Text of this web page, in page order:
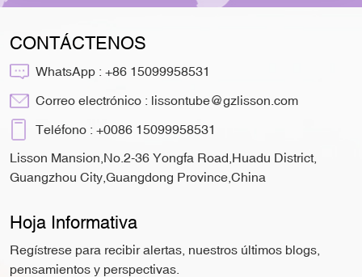
CONTÁCTENOS
WhatsApp : +86 15099958531
Correo electrónico : lissontube@gzlisson.com
Teléfono : +0086 15099958531
Lisson Mansion,No.2-36 Yongfa Road,Huadu District,
Guangzhou City,Guangdong Province,China
Hoja Informativa
Regístrese para recibir alertas, nuestros últimos blogs,
pensamientos y perspectivas.